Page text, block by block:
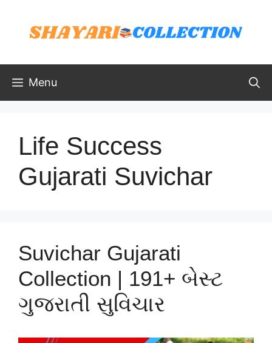
content
Menu
Life Success
Gujarati Suvichar
Suvichar Gujarati
Collection | 191+ બેસ્ટ
ગુજરાતી સુવિચાર